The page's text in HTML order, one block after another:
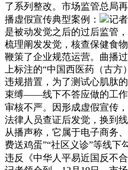
了系列整改。市场监管总局
播虚假宣传典型案例：
记
是被动发觉之后的过后监管
梳理阐发发觉，核查保健食
鞭策了企业规范运营。曲播
上标注的“中国西医药（古
违规措置，为了测试心肌肽
束缚——线下不答应做的工作
审核不严。因形成虚假宣传，
法律人员查证后发觉，换到
从播声称，它属于电子商务
费送鸡蛋”“社区义诊”等线下
违反《中华人平易近国反不